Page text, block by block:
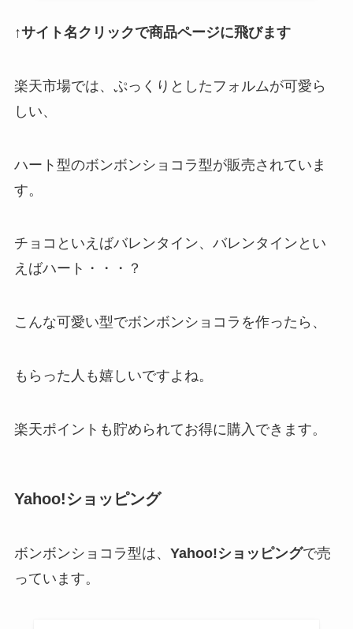
↑サイト名クリックで商品ページに飛びます
楽天市場では、ぷっくりとしたフォルムが可愛ら
しい、
ハート型のボンボンショコラ型が販売されていま
す。
チョコといえばバレンタイン、バレンタインとい
えばハート・・・？
こんな可愛い型でボンボンショコラを作ったら、
もらった人も嬉しいですよね。
楽天ポイントも貯められてお得に購入できます。
Yahoo!ショッピング
ボンボンショコラ型は、 Yahoo!ショッピングで売
っています。